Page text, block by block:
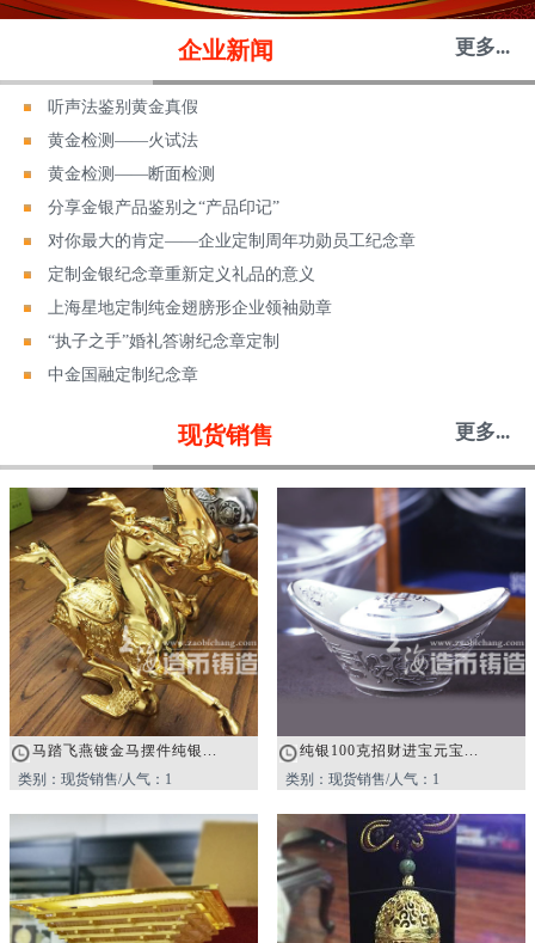
企业新闻 更多...
听声法鉴别黄金真假
黄金检测——火试法
黄金检测——断面检测
分享金银产品鉴别之“产品印记”
对你最大的肯定——企业定制周年功勋员工纪念章
定制金银纪念章重新定义礼品的意义
上海星地定制纯金翅膀形企业领袖勋章
“执子之手”婚礼答谢纪念章定制
中金国融定制纪念章
现货销售 更多...
马踏飞燕镀金马摆件纯银...
类别：现货销售/人气：1
纯银100克招财进宝元宝...
类别：现货销售/人气：1